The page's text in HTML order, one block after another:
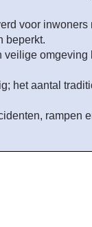
voor
beperkt.
het aantal
rampen